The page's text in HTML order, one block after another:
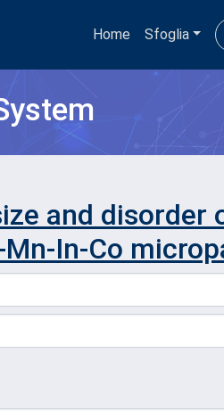
Home Sfoglia
and disorder
In-Co